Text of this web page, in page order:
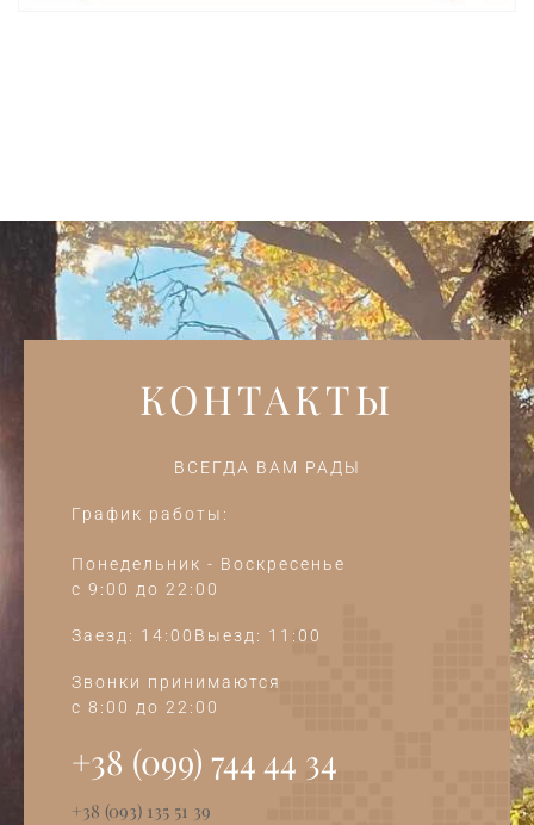
КОНТАКТЫ
ВСЕГДА ВАМ РАДЫ
График работы:
Понедельник - Воскресенье
c 9:00 до 22:00
Заезд: 14:00Выезд: 11:00
Звонки принимаются
c 8:00 до 22:00
+38 (099) 744 44 34‭
+38 (093) 135 51 39